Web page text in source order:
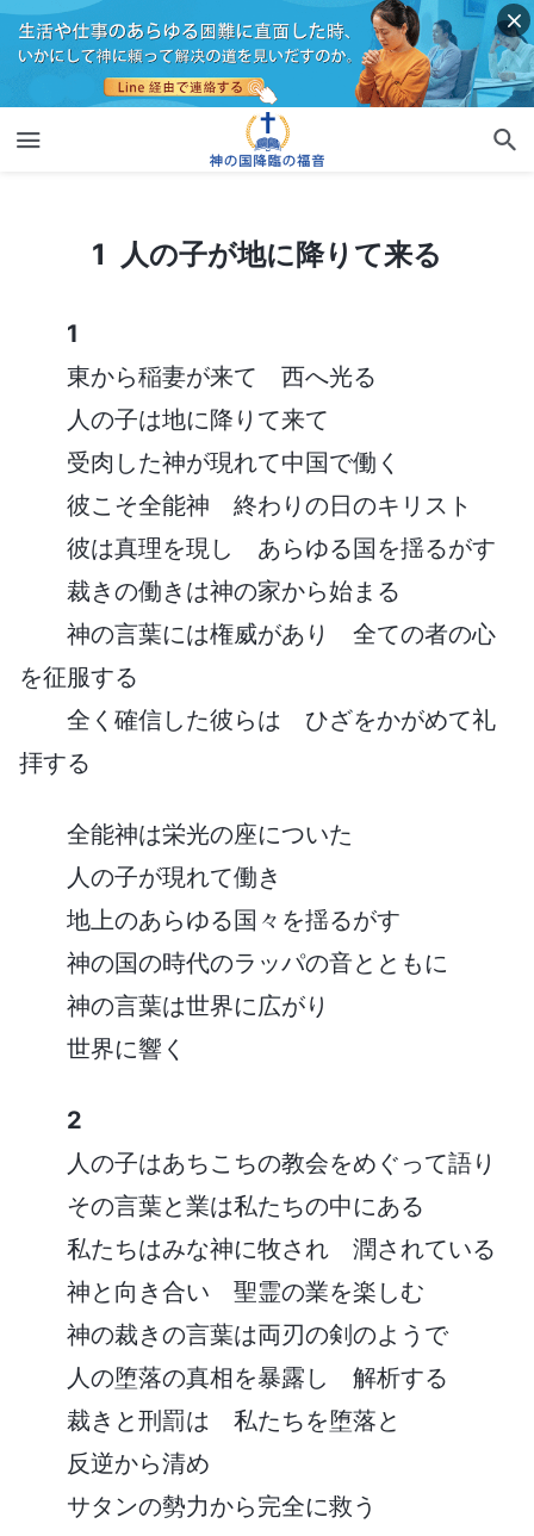
1 人の子が地に降りて来る
1
東から稲妻が来て 西へ光る
人の子は地に降りて来て
受肉した神が現れて中国で働く
彼こそ全能神 終わりの日のキリスト
彼は真理を現し あらゆる国を揺るがす
裁きの働きは神の家から始まる
神の言葉には権威があり 全ての者の心
を征服する
全く確信した彼らは ひざをかがめて礼
拝する
全能神は栄光の座についた
人の子が現れて働き
地上のあらゆる国々を揺るがす
神の国の時代のラッパの音とともに
神の言葉は世界に広がり
世界に響く
2
人の子はあちこちの教会をめぐって語り
その言葉と業は私たちの中にある
私たちはみな神に牧され 潤されている
神と向き合い 聖霊の業を楽しむ
神の裁きの言葉は両刃の剣のようで
人の堕落の真相を暴露し 解析する
裁きと刑罰は 私たちを堕落と
反逆から清め
サタンの勢力から完全に救う